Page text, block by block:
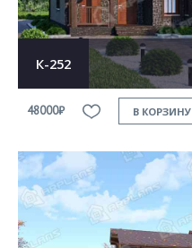
К-252
48000₽ В КОРЗИНУ